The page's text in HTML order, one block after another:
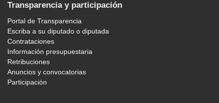
Transparencia y participación
Portal de Transparencia
Escriba a su diputado o diputada
Contrataciones
Información presupuestaria
Retribuciones
Anuncios y convocatorias
Participación